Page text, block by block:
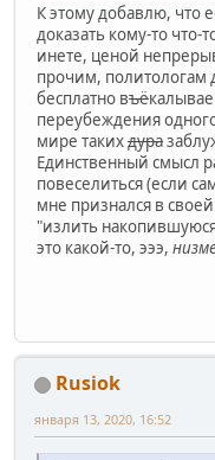
К этому добавлю, что
доказать кому-то что-
инете, ценой
прочим, политологам
бесплатно въё
переубеждения
мире такихдура
Единственный смысл
повеселиться (если
мне признался в
"излить
это какой-то, эээ,
Rusiok
января 13, 2020, 16:52